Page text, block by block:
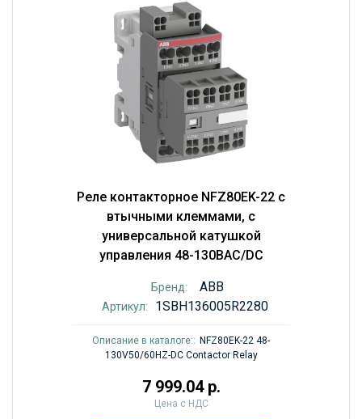
Реле контакторное NFZ80EK-22 с
втычными клеммами, с
универсальной катушкой
управления 48-130BAC/DC
Бренд: ABB
Артикул: 1SBH136005R2280
Описание в каталоге:: NFZ80EK-22 48-
130V50/60HZ-DC Contactor Relay
7 999.04 р.
Цена с НДС